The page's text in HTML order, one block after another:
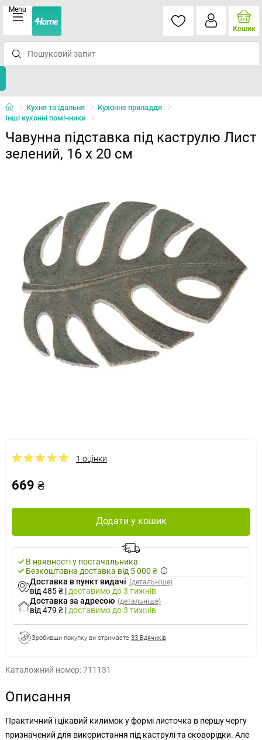
Menu
Кошик
Кухня та їдальня
Кухонне приладдя
Інші кухонні помічники
Чавунна підставка під каструлю Лист
зелений, 16 х 20 см
1 оцінки
669 ₴
Додати у кошик
В наявності у постачальника
Безкоштовна доставка від 5 000 ₴
Доставка в пункт видачі (детальніше)
від 485 ₴ | доставимо до 3 тижнів
Доставка за адресою (детальніше)
від 479 ₴ | доставимо до 3 тижнів
Зробивши покупку ви отримаєте 33 Вдячиків
Каталожний номер:711131
Описання
Практичний і цікавий килимок у формі листочка в першу чергу
призначений для використання під каструлі та сковорідки. Але